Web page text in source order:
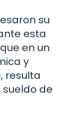
su
esta
en un
y
resulta
de